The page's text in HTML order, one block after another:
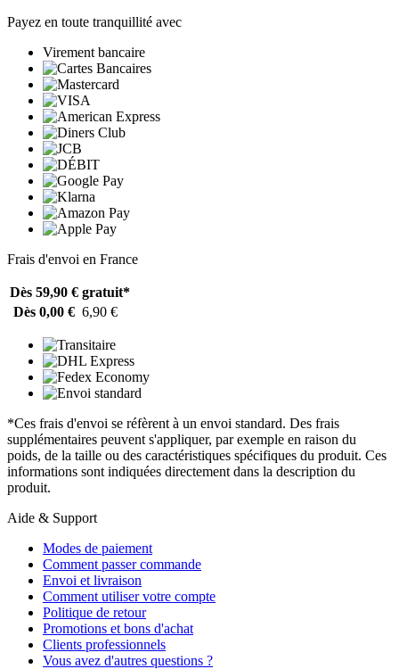
Payez en toute tranquillité avec
Virement bancaire
Frais d'envoi en France
Dès 59,90 € gratuit*
Dès 0,00 € 6,90 €
*Ces frais d'envoi se réfèrent à un envoi standard. Des frais
supplémentaires peuvent s'appliquer, par exemple en raison du
poids, de la taille ou des caractéristiques spécifiques du produit. Ces
informations sont indiquées directement dans la description du
produit.
Aide & Support
Modes de paiement
Comment passer commande
Envoi et livraison
Comment utiliser votre compte
Politique de retour
Promotions et bons d'achat
Clients professionnels
Vous avez d'autres questions ?